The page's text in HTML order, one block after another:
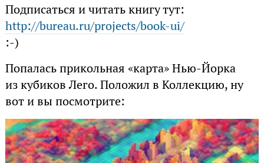
Подписаться и читать книгу тут:
http://bureau.ru/projects/book-ui/
:-)
Попалась прикольная «карта» Нью-Йорка
из кубиков Лего. Положил в Коллекцию, ну
вот и вы посмотрите: